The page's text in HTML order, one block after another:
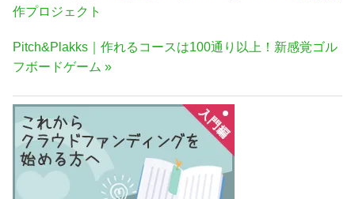
稿
ビ
ゲ
ー
シ
ョ
ン
の
事:
作プロジェクト
次
の
事:
Pitch&Plakks｜作れるコースは100通り以上！新感覚ゴル
フボードゲーム